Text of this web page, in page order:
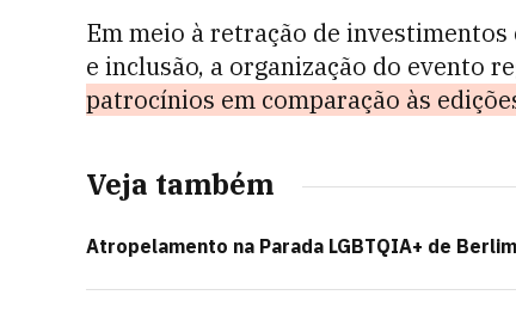
Em meio à retração de
e inclusão, a organização do evento
patrocínios em comparação às
Veja também
Atropelamento na Parada LGBTQIA+ de